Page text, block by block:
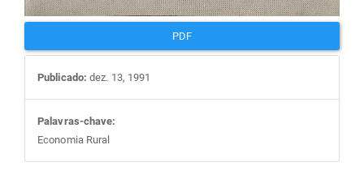
PDF
Publicado: dez. 13, 1991
Palavras-chave:
Economia Rural